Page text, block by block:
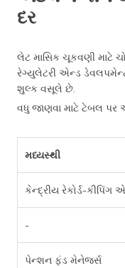
દર
લેટ માસિક ચૂકવણી માટે
રેગ્યુલેટરી એન્ડ ડેવલપમેન્ટ
શુલ્ક વસૂલે છે.
વધુ જાણવા માટે ટેબલ પર
મધ્યસ્થી
કેન્દ્રીય રેકોર્ડ-
-
પેન્શન ફંડ મેનેજર્સ